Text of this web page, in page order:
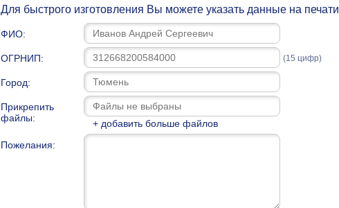
Для быстрого изготовления Вы можете указать данные на печати
ФИО:
ОГРНИП: (15 цифр)
Город:
Прикрепить
файлы:
+ добавить больше файлов
Пожелания: